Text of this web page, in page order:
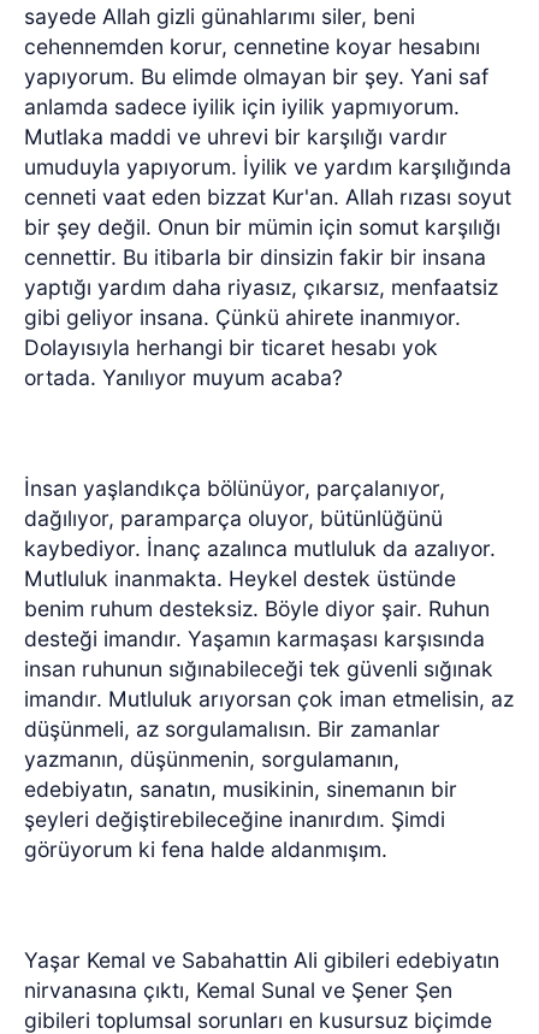
sayede Allah gizli günahlarımı siler, beni
cehennemden korur, cennetine koyar hesabını
yapıyorum. Bu elimde olmayan bir şey. Yani saf
anlamda sadece iyilik için iyilik yapmıyorum.
Mutlaka maddi ve uhrevi bir karşılığı vardır
umuduyla yapıyorum. İyilik ve yardım karşılığında
cenneti vaat eden bizzat Kur'an. Allah rızası soyut
bir şey değil. Onun bir mümin için somut karşılığı
cennettir. Bu itibarla bir dinsizin fakir bir insana
yaptığı yardım daha riyasız, çıkarsız, menfaatsiz
gibi geliyor insana. Çünkü ahirete inanmıyor.
Dolayısıyla herhangi bir ticaret hesabı yok
ortada. Yanılıyor muyum acaba?
İnsan yaşlandıkça bölünüyor, parçalanıyor,
dağılıyor, paramparça oluyor, bütünlüğünü
kaybediyor. İnanç azalınca mutluluk da azalıyor.
Mutluluk inanmakta. Heykel destek üstünde
benim ruhum desteksiz. Böyle diyor şair. Ruhun
desteği imandır. Yaşamın karmaşası karşısında
insan ruhunun sığınabileceği tek güvenli sığınak
imandır. Mutluluk arıyorsan çok iman etmelisin, az
düşünmeli, az sorgulamalısın. Bir zamanlar
yazmanın, düşünmenin, sorgulamanın,
edebiyatın, sanatın, musikinin, sinemanın bir
şeyleri değiştirebileceğine inanırdım. Şimdi
görüyorum ki fena halde aldanmışım.
Yaşar Kemal ve Sabahattin Ali gibileri edebiyatın
nirvanasına çıktı, Kemal Sunal ve Şener Şen
gibileri toplumsal sorunları en kusursuz biçimde